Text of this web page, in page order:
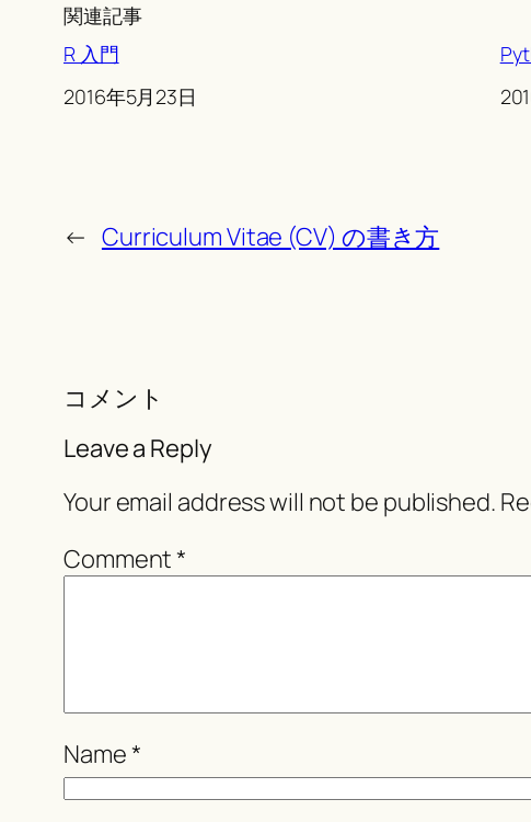
関連記事
R 入門
Date
2016年5月23日
← Curriculum Vitae (CV) の書き方
コメント
Leave a Reply
Your email address will not be published.
Comment*
Name*